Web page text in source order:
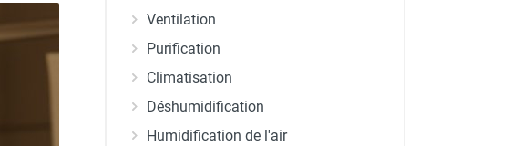
Ventilation
Purification
Climatisation
Déshumidification
Humidification de l'air